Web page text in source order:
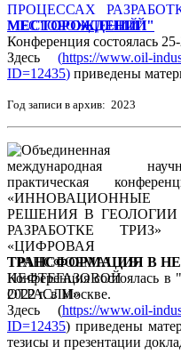
МЕСТОРОЖДЕНИЙ"
Конференция состоялась
Здесь (https://www.oil-
ID=12435) приведены
Год записи в архив: 2023
ТРАНСФОРМАЦИЯ В
Конференция состоялась
2022 г. в Москве.
Здесь (https://www.oil-
ID=12435) приведены
тезисы и презентации